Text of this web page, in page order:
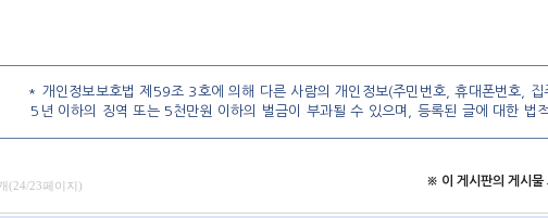
* 개인정보보호법 제59조 3호에 의해 다른 사람의 개인정보(주민번호, 휴대폰번호,
5년 이하의 징역 또는 5천만원 이하의 벌금이 부과될 수 있으며, 등록된 글에 대한 법
(24/23페이지) ※ 이 게시판의 게시물